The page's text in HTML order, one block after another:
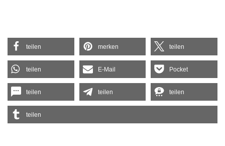
teilen merken teilen
teilen E-Mail Pocket
teilen teilen teilen
teilen